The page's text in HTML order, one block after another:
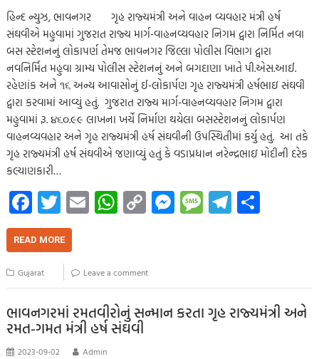
હિન્દ ન્યુઝ, ભાવનગર ગૃહ રાજ્યમંત્રી અને વાહન વ્યવહાર મંત્રી હર્ષ
સંઘવીએ મહુવામાં ગુજરાત રાજ્ય માર્ગ-વાહનવ્યવહાર નિગમ દ્વારા નિર્મિત નવા
બસ સ્ટેશનનું લોકાપર્ણ તેમજ ભાવનગર જિલ્લા પોલીસ વિભાગ દ્વારા
નવનિર્મિત મહુવા ગ્રામ્ય પોલીસ સ્ટેશનનું અને બગદાણા ખાતે પી.એસ.આઈ.
રહેણાંક અને ૧૬ અન્ય આવાસોનું ઈ-લોકાર્પણ ગૃહ રાજ્યમંત્રી હર્ષભાઇ સંઘવી
દ્વારા કરવામાં આવ્યું હતું. ગુજરાત રાજ્ય માર્ગ-વાહનવ્યવહાર નિગમ દ્વારા
મહુવામાં રૂ. ૪૬૦.૯૯ લાખના ખર્ચે નિર્માણ થયેલા બસસ્ટેશનનું લોકાર્પણ
વાહનવ્યવહાર અને ગૃહ રાજ્યમંત્રી હર્ષ સંઘવીની ઉપસ્થિતીમાં કર્યુ હતું. આ તકે
ગૃહ રાજ્યમંત્રી હર્ષ સંઘવીએ જણાવ્યું હતું કે વડાપ્રધાન નરેન્દ્રભાઇ મોદીની દરેક
કલ્યાણકારી…
Fa
ce
b
o
o
k
T
wi
tt
er
E
m
W
h
s
A
p
p
C
o
y
Li
nk
M
es
g
er
M
es
e
Te
le
m
READ MORE
Gujarat Leave a comment
ભાવનગરમાં રમતવીરોનું સન્માન કરતા ગૃહ રાજ્યમંત્રી અને
રમત-ગમત મંત્રી હર્ષ સંઘવી
2023-09-02 Admin